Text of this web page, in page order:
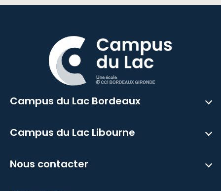
Campus du Lac Bordeaux
Campus du Lac Libourne
Nous contacter